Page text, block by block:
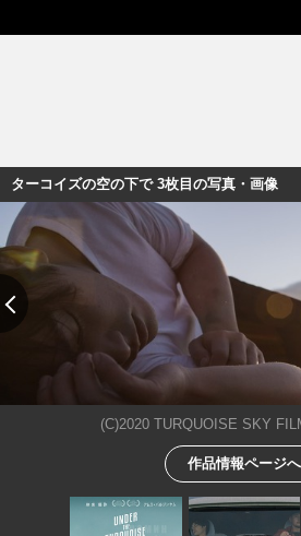
ターコイズの空の下で 3枚目の写真・画像
(C)2020 TURQUOISE SKY
作品情報ページへ